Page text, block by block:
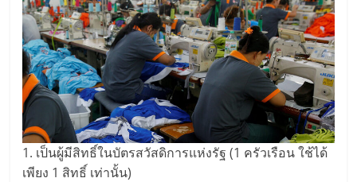
1. เป็นผู้มีสิทธิ์ในบัตรสวัสดิการแห่งรัฐ (1 ครัวเรือน ใช้ได้
เพียง 1 สิทธิ์ เท่านั้น)